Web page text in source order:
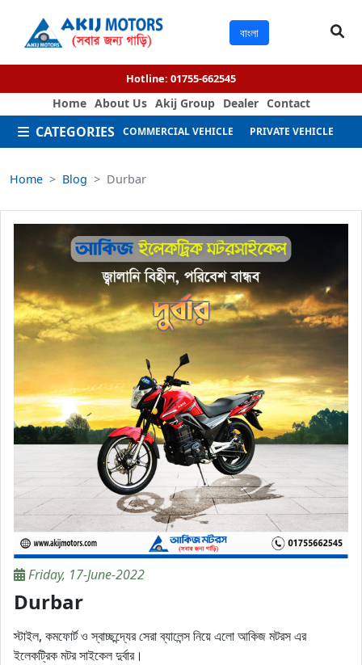
বাংলা
Hotline: 01755-662545
Home About Us Akij Group Dealer Contact
CATEGORIES COMMERCIAL VEHICLE PRIVATE VEHICLE
Home Blog Durbar
Friday, 17-June-2022
Durbar
স্টাইল, কমফোর্ট ও স্বাচ্ছন্দ্যের সেরা ব্যালেন্স নিয়ে এলো আকিজ মটরস এর
ইলেকট্রিক মটর সাইকেল দুর্বার।